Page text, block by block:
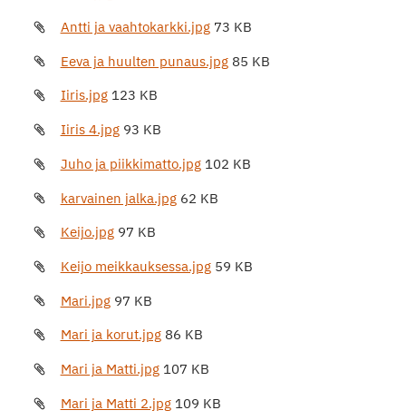
Antti ja vaahtokarkki.jpg 73 KB
Eeva ja huulten punaus.jpg 85 KB
Iiris.jpg 123 KB
Iiris 4.jpg 93 KB
Juho ja piikkimatto.jpg 102 KB
karvainen jalka.jpg 62 KB
Keijo.jpg 97 KB
Keijo meikkauksessa.jpg 59 KB
Mari.jpg 97 KB
Mari ja korut.jpg 86 KB
Mari ja Matti.jpg 107 KB
Mari ja Matti 2.jpg 109 KB